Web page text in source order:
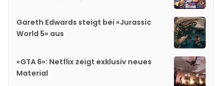
Gareth Edwards steigt bei «Jurassic
World 5» aus
«GTA 6»: Netflix zeigt exklusiv neues
Material